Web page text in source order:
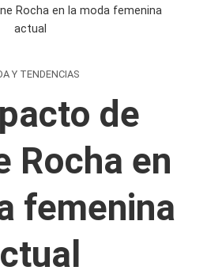
Rocha en la moda femenina
actual
Y TENDENCIAS
de
Rocha en
femenina